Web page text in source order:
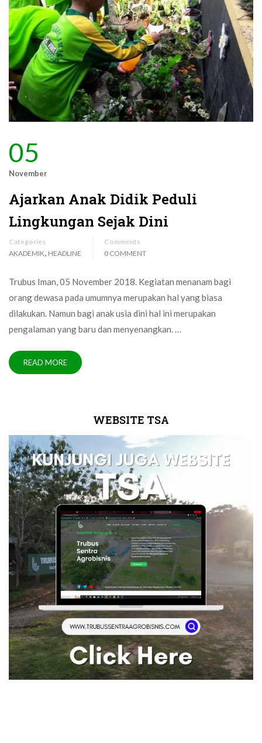
05
November
Ajarkan Anak Didik Peduli
Lingkungan Sejak Dini
Categories
AKADEMIK, HEADLINE
Comments
0 COMMENT
Trubus Iman, 05 November 2018. Kegiatan menanam bagi
orang dewasa pada umumnya merupakan hal yang biasa
dilakukan. Namun bagi anak usia dini hal ini merupakan
pengalaman yang baru dan menyenangkan. …
READ MORE
WEBSITE TSA